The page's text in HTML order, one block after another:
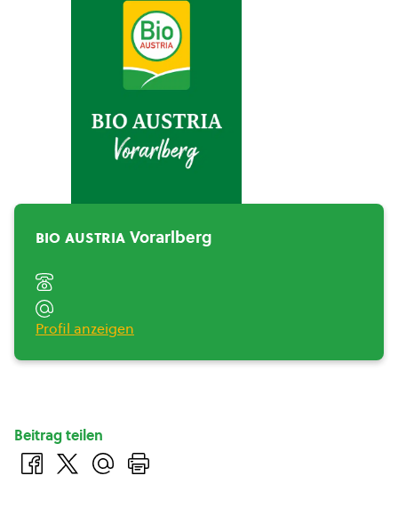
bio austria Vorarlberg
Profil anzeigen
Beitrag teilen